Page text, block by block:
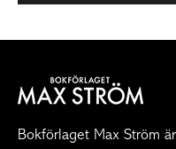
Bokförlaget Max Ström